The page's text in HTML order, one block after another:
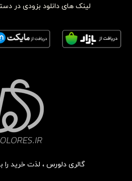
لینک های دانلود بزودی در
گالری دلورس ، لذت خرید را